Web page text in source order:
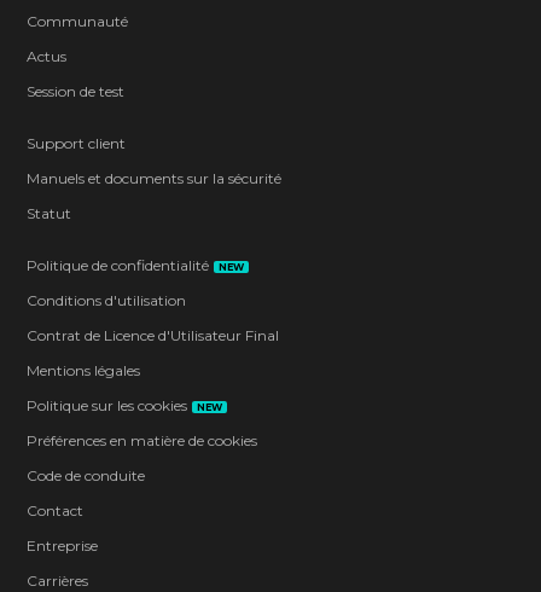
Communauté
Actus
Session de test
Support client
Manuels et documents sur la sécurité
Statut
Politique de confidentialité NEW
Conditions d'utilisation
Contrat de Licence d'Utilisateur Final
Mentions légales
Politique sur les cookies
NEW
Préférences en matière de cookies
Code de conduite
Contact
Entreprise
Carrières